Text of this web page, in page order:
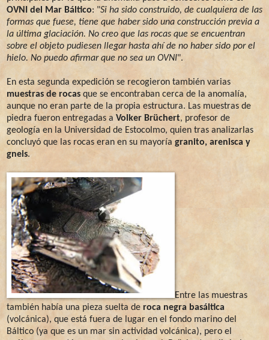
OVNI del Mar Báltico: "Si ha sido construido, de cualquiera de las
formas que fuese, tiene que haber sido una construcción previa a
la última glaciación. No creo que las rocas que se encuentran
sobre el objeto pudiesen llegar hasta ahí de no haber sido por el
hielo. No puedo afirmar que no sea un OVNI".
En esta segunda expedición se recogieron también varias
muestras de rocas que se encontraban cerca de la anomalía,
aunque no eran parte de la propia estructura. Las muestras de
piedra fueron entregadas a Volker Brüchert, profesor de
geología en la Universidad de Estocolmo, quien tras analizarlas
concluyó que las rocas eran en su mayoría granito, arenisca y
gneis.
Entre las muestras
también había una pieza suelta de roca negra basáltica
(volcánica), que está fuera de lugar en el fondo marino del
Báltico (ya que es un mar sin actividad volcánica), pero el